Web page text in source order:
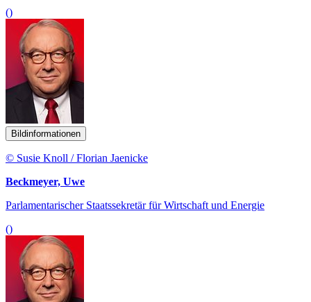
()
Bildinformationen
© Susie Knoll / Florian Jaenicke
Beckmeyer, Uwe
Parlamentarischer Staatssekretär für Wirtschaft und Energie
()